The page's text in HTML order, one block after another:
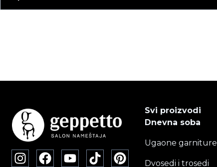
Svi proizvodi
Dnevna soba
Ugaone garniture
Dvosedi i trosedi